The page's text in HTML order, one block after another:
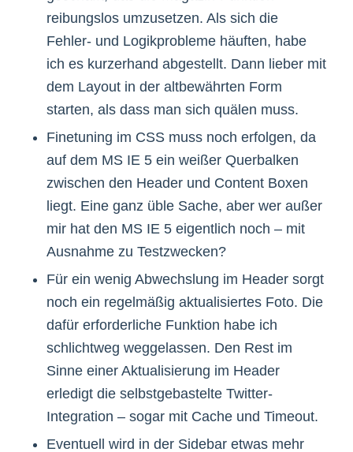
reibungslos umzusetzen. Als sich die
Fehler- und Logikprobleme häuften, habe
ich es kurzerhand abgestellt. Dann lieber mit
dem Layout in der altbewährten Form
starten, als dass man sich quälen muss.
Finetuning im CSS muss noch erfolgen, da
auf dem MS IE 5 ein weißer Querbalken
zwischen den Header und Content Boxen
liegt. Eine ganz üble Sache, aber wer außer
mir hat den MS IE 5 eigentlich noch – mit
Ausnahme zu Testzwecken?
Für ein wenig Abwechslung im Header sorgt
noch ein regelmäßig aktualisiertes Foto. Die
dafür erforderliche Funktion habe ich
schlichtweg weggelassen. Den Rest im
Sinne einer Aktualisierung im Header
erledigt die selbstgebastelte Twitter-
Integration – sogar mit Cache und Timeout.
Eventuell wird in der Sidebar etwas mehr